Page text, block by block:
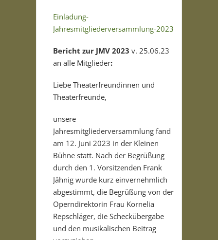
Einladung-
Jahresmitgliederversammlung-2023
Bericht zur JMV 2023 v. 25.06.23
an alle Mitglieder:
Liebe Theaterfreundinnen und
Theaterfreunde,
unsere
Jahresmitgliederversammlung fand
am 12. Juni 2023 in der Kleinen
Bühne statt. Nach der Begrüßung
durch den 1. Vorsitzenden Frank
Jähnig wurde kurz einvernehmlich
abgestimmt, die Begrüßung von der
Operndirektorin Frau Kornelia
Repschläger, die Scheckübergabe
und den musikalischen Beitrag